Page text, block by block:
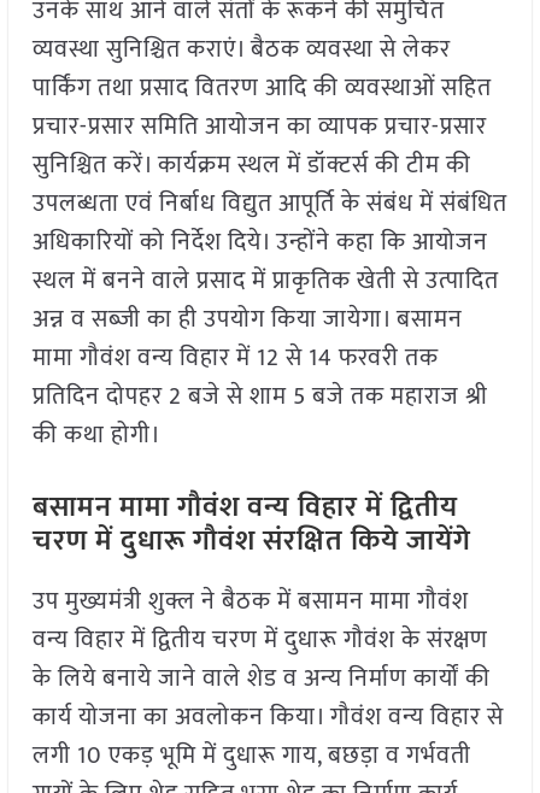
उनके साथ आने वाले संतों के रूकने की समुचित
व्यवस्था सुनिश्चित कराएं। बैठक व्यवस्था से लेकर
पार्किंग तथा प्रसाद वितरण आदि की व्यवस्थाओं सहित
प्रचार-प्रसार समिति आयोजन का व्यापक प्रचार-प्रसार
सुनिश्चित करें। कार्यक्रम स्थल में डॉक्टर्स की टीम की
उपलब्धता एवं निर्बाध विद्युत आपूर्ति के संबंध में संबंधित
अधिकारियों को निर्देश दिये। उन्होंने कहा कि आयोजन
स्थल में बनने वाले प्रसाद में प्राकृतिक खेती से उत्पादित
अन्न व सब्जी का ही उपयोग किया जायेगा। बसामन
मामा गौवंश वन्य विहार में 12 से 14 फरवरी तक
प्रतिदिन दोपहर 2 बजे से शाम 5 बजे तक महाराज श्री
की कथा होगी।
बसामन मामा गौवंश वन्य विहार में द्वितीय
चरण में दुधारू गौवंश संरक्षित किये जायेंगे
उप मुख्यमंत्री शुक्ल ने बैठक में बसामन मामा गौवंश
वन्य विहार में द्वितीय चरण में दुधारू गौवंश के संरक्षण
के लिये बनाये जाने वाले शेड व अन्य निर्माण कार्यों की
कार्य योजना का अवलोकन किया। गौवंश वन्य विहार से
लगी 10 एकड़ भूमि में दुधारू गाय, बछड़ा व गर्भवती